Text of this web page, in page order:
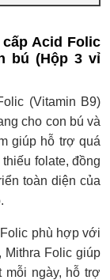
Acid Folic
bú (Hộp 3 vỉ
(Vitamin B9)
cho con bú và
giúp hỗ trợ quá
folate, đồng
toàn diện của
phù hợp với
Mithra Folic giúp
mỗi ngày, hỗ trợ